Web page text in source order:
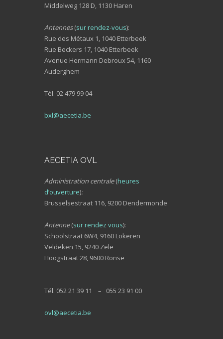
Middelweg 128 D, 1130 Haren
Antennes(sur rendez-vous):
Rue des Métaux 1, 1040 Etterbeek
Rue Beckers 17, 1040 Etterbeek
Avenue Hermann Debroux 54, 1160
Auderghem
Tél. 02 479 99 04
bxl@aecetia.be
AECETIA OVL
Administration centrale(heures
d’ouverture):
Brusselsestraat 116, 9200 Dendermonde
Antenne(sur rendez vous):
Schoolstraat 6W4, 9160 Lokeren
Veldeken 15, 9240 Zele
Hoogstraat 28, 9600 Ronse
Tél. 052 21 39 11 – 055 23 91 00
ovl@aecetia.be